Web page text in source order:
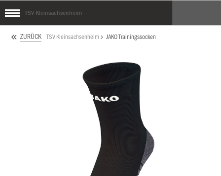
TSV Kleinsachsenheim
ZURÜCK TSV Kleinsachsenheim JAKO Trainingssocken